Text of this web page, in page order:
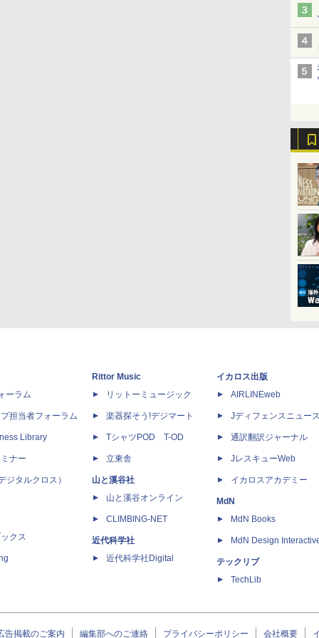
ーラム
担当者フォーラム
Library
ナー
ジタルクロス）
クス
Rittor Music
リットーミュージック
楽器探そう!デジマート
TシャツPOD T-OD
立東舎
山と溪谷社
山と溪谷オンライン
CLIMBING-NET
近代科学社
近代科学社Digital
イカロス出版
AIRLINEweb
Jディフェンスニュー
通訳翻訳ジャーナル
JレスキューWeb
イカロスアカデミー
MdN
MdN Books
MdN Design
テックリブ
TechLib
告掲載のご案内 編集部へのご連絡 プライバシーポリシー 会社概要